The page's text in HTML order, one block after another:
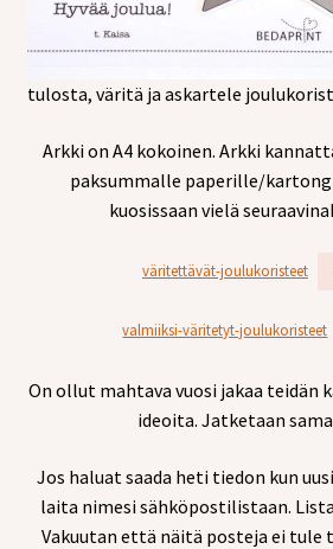
tulosta, väritä ja askartele
Arkki on A4 kokoinen. Arkki
paksummalle paperille/
kuosissaan vielä
väritettävät-joulukoristeet
valmiiksi-väritetyt-joulukoristeet
On ollut mahtava vuosi jakaa teidän
ideoita. Jatketaan
Jos haluat saada heti tiedon kun
laita nimesi sähköpostilistaan.
Vakuutan että näitä posteja ei tule